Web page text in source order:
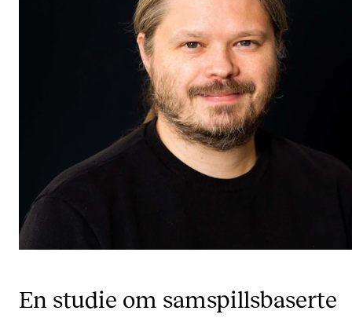
Studentutvalet SUT (student.nmh.no)
FORSKNING
CERM
CREMAH
NordART
Publikasjoner
En studie om samspillsbaserte